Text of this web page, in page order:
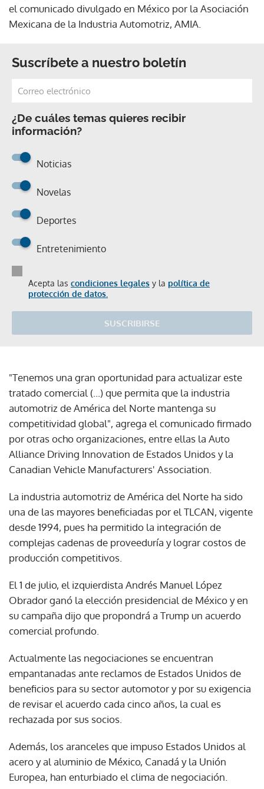
el comunicado divulgado en México por la Asociación
Mexicana de la Industria Automotriz, AMIA.
Suscríbete a nuestro boletín
¿De cuáles temas quieres recibir
información?
Noticias
Novelas
Deportes
Entretenimiento
Acepta las condiciones legales y la política de
protección de datos.
SUSCRIBIRSE
"Tenemos una gran oportunidad para actualizar este
tratado comercial (...) que permita que la industria
automotriz de América del Norte mantenga su
competitividad global", agrega el comunicado firmado
por otras ocho organizaciones, entre ellas la Auto
Alliance Driving Innovation de Estados Unidos y la
Canadian Vehicle Manufacturers' Association.
La industria automotriz de América del Norte ha sido
una de las mayores beneficiadas por el TLCAN, vigente
desde 1994, pues ha permitido la integración de
complejas cadenas de proveeduría y lograr costos de
producción competitivos.
El 1 de julio, el izquierdista Andrés Manuel López
Obrador ganó la elección presidencial de México y en
su campaña dijo que propondrá a Trump un acuerdo
comercial profundo.
Actualmente las negociaciones se encuentran
empantanadas ante reclamos de Estados Unidos de
beneficios para su sector automotor y por su exigencia
de revisar el acuerdo cada cinco años, la cual es
rechazada por sus socios.
Además, los aranceles que impuso Estados Unidos al
acero y al aluminio de México, Canadá y la Unión
Europea, han enturbiado el clima de negociación.